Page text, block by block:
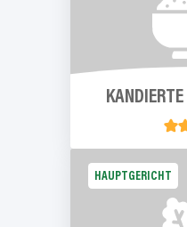
KANDIERTE
HAUPTGERICHT